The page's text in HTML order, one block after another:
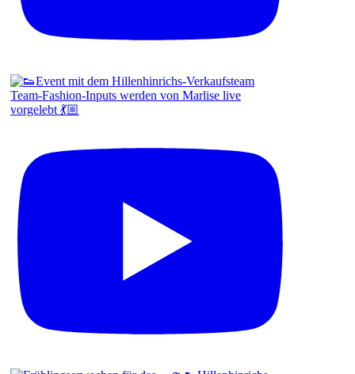
Team-Fashion-Inputs werden von Marlise live
vorgelebt 💃🏼